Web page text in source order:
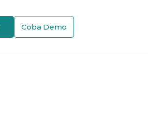
Coba Demo